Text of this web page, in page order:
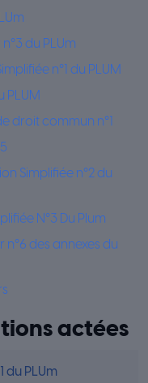
du PLUm
n°1 du PLUM
PLUM
droit commun n°1
Simplifiée n°2 du
N°3 Du Plum
n°6 des annexes du
actées
du PLUm